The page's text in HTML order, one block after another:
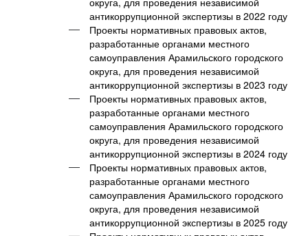
антикоррупционной экспертизы в 2022 году
Проекты нормативных правовых актов,
разработанные органами местного
самоуправления Арамильского городского
округа, для проведения независимой
антикоррупционной экспертизы в 2023 году
Проекты нормативных правовых актов,
разработанные органами местного
самоуправления Арамильского городского
округа, для проведения независимой
антикоррупционной экспертизы в 2024 году
Проекты нормативных правовых актов,
разработанные органами местного
самоуправления Арамильского городского
округа, для проведения независимой
антикоррупционной экспертизы в 2025 году